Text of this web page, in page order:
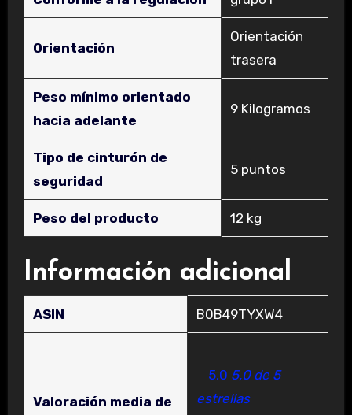
Orientación
‎Orientación
trasera
Peso mínimo orientado
hacia adelante
‎9 Kilogramos
Tipo de cinturón de
seguridad
‎5 puntos
Peso del producto ‎12 kg
Información adicional
ASIN B0B49TYXW4
Valoración media de
5,0 5,0 de 5
estrellas